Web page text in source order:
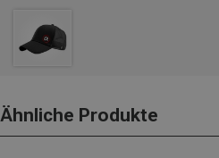
Ähnliche Produkte